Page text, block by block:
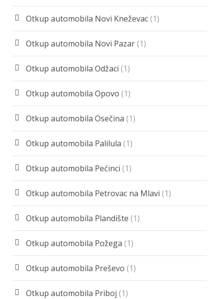
Otkup automobila Novi Kneževac(1)
Otkup automobila Novi Pazar(1)
Otkup automobila Odžaci (1)
Otkup automobila Opovo (1)
Otkup automobila Osečina (1)
Otkup automobila Palilula (1)
Otkup automobila Pećinci (1)
Otkup automobila Petrovac na Mlavi (1)
Otkup automobila Plandište (1)
Otkup automobila Požega (1)
Otkup automobila Preševo (1)
Otkup automobila Priboj (1)